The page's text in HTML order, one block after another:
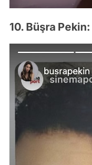
10. Büşra Pekin: